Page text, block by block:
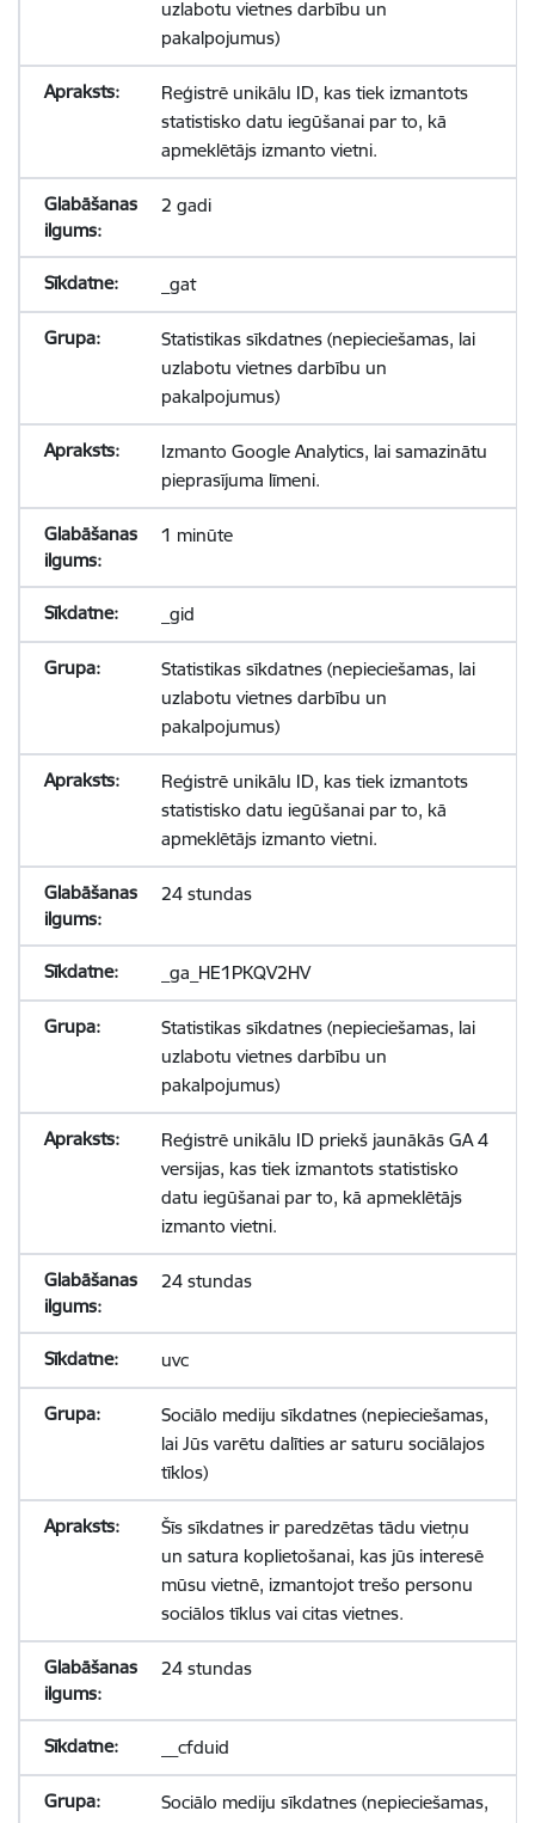
uzlabotu vietnes darbību un
pakalpojumus)
Reģistrē unikālu ID, kas tiek izmantots
statistisko datu iegūšanai par to, kā
apmeklētājs izmanto vietni.
2 gadi
_gat
Statistikas sīkdatnes (nepieciešamas, lai
uzlabotu vietnes darbību un
pakalpojumus)
Izmanto Google Analytics, lai samazinātu
pieprasījuma līmeni.
1 minūte
_gid
Statistikas sīkdatnes (nepieciešamas, lai
uzlabotu vietnes darbību un
pakalpojumus)
Reģistrē unikālu ID, kas tiek izmantots
statistisko datu iegūšanai par to, kā
apmeklētājs izmanto vietni.
24 stundas
_ga_HE1PKQV2HV
Statistikas sīkdatnes (nepieciešamas, lai
uzlabotu vietnes darbību un
pakalpojumus)
Reģistrē unikālu ID priekš jaunākās GA 4
versijas, kas tiek izmantots statistisko
datu iegūšanai par to, kā apmeklētājs
izmanto vietni.
24 stundas
uvc
Sociālo mediju sīkdatnes (nepieciešamas,
lai Jūs varētu dalīties ar saturu sociālajos
tīklos)
Šīs sīkdatnes ir paredzētas tādu vietņu
un satura koplietošanai, kas jūs interesē
mūsu vietnē, izmantojot trešo personu
sociālos tīklus vai citas vietnes.
24 stundas
__cfduid
Sociālo mediju sīkdatnes (nepieciešamas,